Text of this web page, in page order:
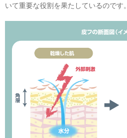
いて重要な役割を果たしているのです。